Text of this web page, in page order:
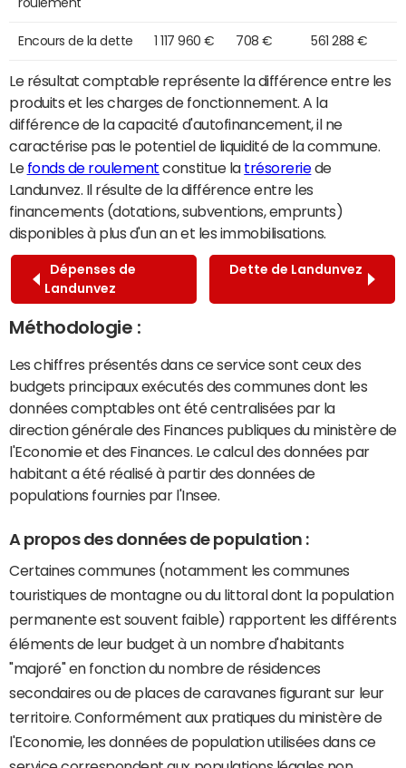
Encours de la dette 1 117 960 € 708 € 561 288 €
Le résultat comptable représente la différence entre les
produits et les charges de fonctionnement. A la
différence de la capacité d'autofinancement, il ne
caractérise pas le potentiel de liquidité de la commune.
Le fonds de roulement constitue la trésoreriede
Landunvez. Il résulte de la différence entre les
financements (dotations, subventions, emprunts)
disponibles à plus d'un an et les immobilisations.
Dépenses de
Landunvez
Dette de Landunvez
Méthodologie :
Les chiffres présentés dans ce service sont ceux des
budgets principaux exécutés des communes dont les
données comptables ont été centralisées par la
direction générale des Finances publiques du ministère de
l'Economie et des Finances. Le calcul des données par
habitant a été réalisé à partir des données de
populations fournies par l'Insee.
A propos des données de population :
Certaines communes (notamment les communes
touristiques de montagne ou du littoral dont la population
permanente est souvent faible) rapportent les différents
éléments de leur budget à un nombre d'habitants
"majoré" en fonction du nombre de résidences
secondaires ou de places de caravanes figurant sur leur
territoire. Conformément aux pratiques du ministère de
l'Economie, les données de population utilisées dans ce